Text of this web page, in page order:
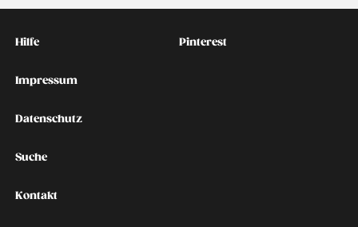
Kontakt
Hilfe
Impressum
Datenschutz
Suche
Kontakt
Social
Pinterest